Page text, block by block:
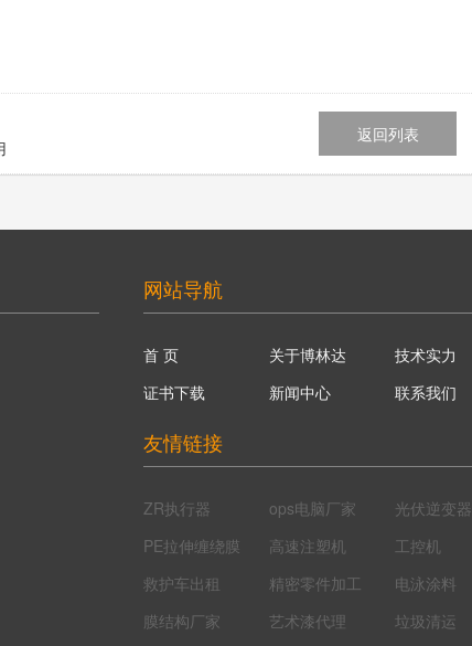
返回列表
网站导航
首 页 关于博林达 技术实力
证书下载
新闻中心 联系我们
友情链接
ZR执行器 ops电脑厂家 光伏逆变器
PE拉伸缠绕膜
高速注塑机 工控机
救护车出租
精密零件加工 电泳涂料
膜结构厂家
艺术漆代理 垃圾清运